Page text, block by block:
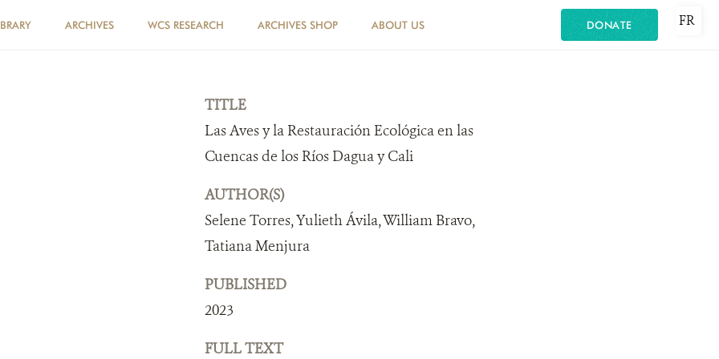
ARCHIVES WCS RESEARCH ARCHIVES SHOP ABOUT US DONATE FR
TITLE
Las Aves y la Restauración Ecológica en las
Cuencas de los Ríos Dagua y Cali
AUTHOR(S)
Selene Torres, Yulieth Ávila, William Bravo,
Tatiana Menjura
PUBLISHED
2023
FULL TEXT